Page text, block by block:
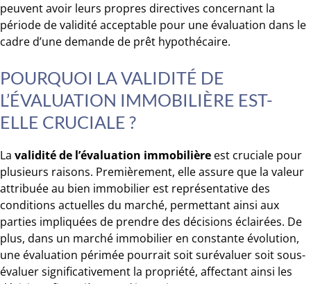
peuvent avoir leurs propres directives concernant la
période de validité acceptable pour une évaluation dans le
cadre d’une demande de prêt hypothécaire.
POURQUOI LA VALIDITÉ DE
L’ÉVALUATION IMMOBILIÈRE EST-
ELLE CRUCIALE ?
La validité de l’évaluation immobilière est cruciale pour
plusieurs raisons. Premièrement, elle assure que la valeur
attribuée au bien immobilier est représentative des
conditions actuelles du marché, permettant ainsi aux
parties impliquées de prendre des décisions éclairées. De
plus, dans un marché immobilier en constante évolution,
une évaluation périmée pourrait soit surévaluer soit sous-
évaluer significativement la propriété, affectant ainsi les